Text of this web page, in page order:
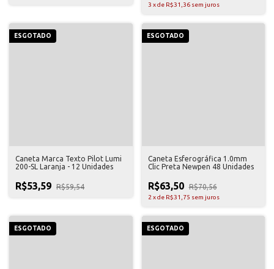
3 xde R$31,36 sem juros
ESGOTADO
Caneta Marca Texto Pilot Lumi
200-SL Laranja - 12 Unidades
R$53,59 R$59,54
ESGOTADO
Caneta Esferográfica 1.0mm
Clic Preta Newpen 48 Unidades
R$63,50 R$70,56
2 xde R$31,75 sem juros
ESGOTADO ESGOTADO